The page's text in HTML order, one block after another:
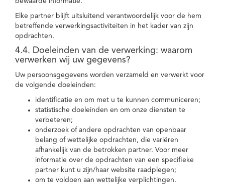
Elke partner blijft uitsluitend verantwoordelijk voor de hem
betreffende verwerkingsactiviteiten in het kader van zijn
opdrachten.
4.4. Doeleinden van de verwerking: waarom
verwerken wij uw gegevens?
Uw persoonsgegevens worden verzameld en verwerkt voor
de volgende doeleinden:
identificatie en om met u te kunnen communiceren;
statistische doeleinden en om onze diensten te
verbeteren;
onderzoek of andere opdrachten van openbaar
belang of wettelijke opdrachten, die variëren
afhankelijk van de betrokken partner. Voor meer
informatie over de opdrachten van een specifieke
partner kunt u zijn/haar website raadplegen;
om te voldoen aan wettelijke verplichtingen.